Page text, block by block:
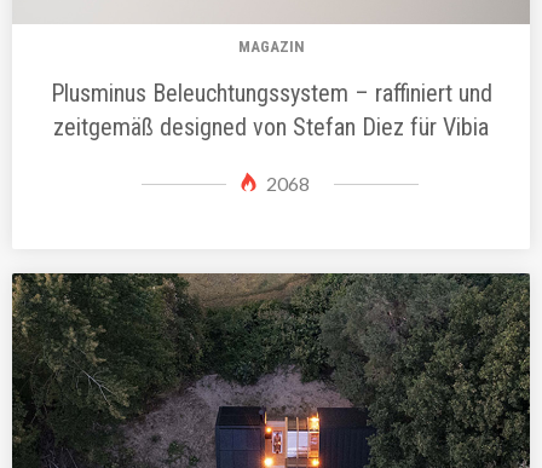
MAGAZIN
Plusminus Beleuchtungssystem – raffiniert und
zeitgemäß designed von Stefan Diez für Vibia
2068